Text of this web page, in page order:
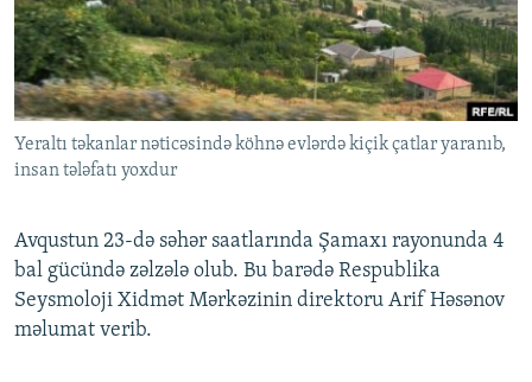
FOTOQALEREYA
İNFOQRAFIKA
KARIKATURA
OXU ZALI
AZƏRBAYCAN ƏDƏBIYYATI KITABXANASI
İSLAM VƏ DEMOKRATIYA
İZ - MƏDƏNIYYƏT PROQRAMI
HAQQIMIZDA
MISSIYAMIZ
PEŞƏ ETIKASI VƏ JURNALISTIKA STANDARTLARIMIZ
MATERIALLARIMIZDAN ISTIFADƏ
BIZIMLƏ ƏLAQƏ
XƏBƏR BÜLLETENLƏRIMIZ
BIZI IZLƏ
Yeraltı təkanlar nəticəsində köhnə evlərdə kiçik çatlar yaranıb,
insan tələfatı yoxdur
Avqustun 23-də səhər saatlarında Şamaxı rayonunda 4
bal gücündə zəlzələ olub. Bu barədə Respublika
Seysmoloji Xidmət Mərkəzinin direktoru Arif Həsənov
məlumat verib.